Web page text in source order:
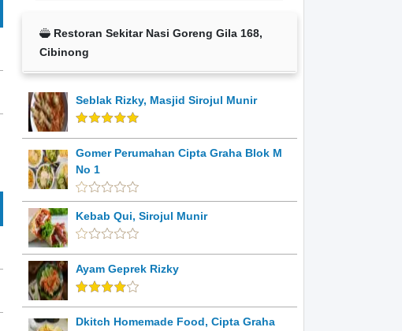
Restoran Sekitar Nasi Goreng Gila 168,
Cibinong
Seblak Rizky, Masjid Sirojul Munir
Gomer Perumahan Cipta Graha Blok M
No 1
Kebab Qui, Sirojul Munir
Ayam Geprek Rizky
Dkitch Homemade Food, Cipta Graha